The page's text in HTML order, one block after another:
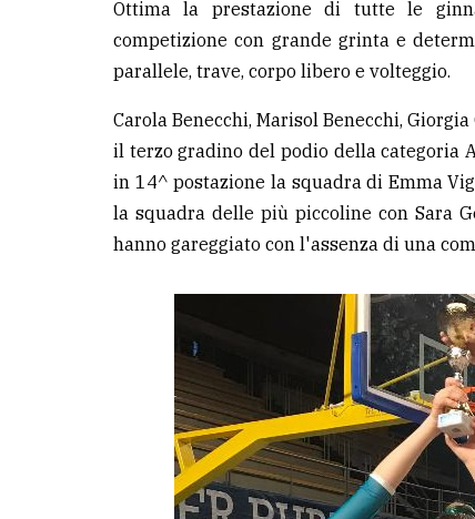
Ottima la prestazione di tutte le
competizione con grande grinta e
parallele, trave, corpo libero e volteggio.
Carola Benecchi, Marisol Benecchi,
il terzo gradino del podio della categoria
in 14^ postazione la squadra di Emma
la squadra delle più piccoline con Sara
hanno gareggiato con l'assenza di una